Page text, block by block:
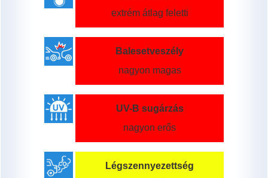
extrém átlag feletti
Balesetveszély
nagyon magas
UV-B sugárzás
nagyon erős
Légszennyezettség